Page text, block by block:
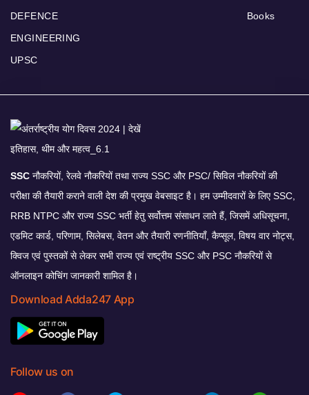
DEFENCE
ENGINEERING
UPSC
Books
SSC नौकरियों, रेलवे नौकरियों तथा राज्य SSC और PSC/ सिविल नौकरियों की
परीक्षा की तैयारी कराने वाली देश की प्रमुख वेबसाइट है। हम उम्मीदवारों के लिए SSC,
RRB NTPC और राज्य SSC भर्ती हेतु सर्वोत्तम संसाधन लाते हैं, जिसमें अधिसूचना,
एडमिट कार्ड, परिणाम, सिलेबस, वेतन और तैयारी रणनीतियाँ, कैप्सूल, विषय वार नोट्स,
क्विज एवं पुस्तकों से लेकर सभी राज्य एवं राष्ट्रीय SSC और PSC नौकरियों से
ऑनलाइन कोचिंग जानकारी शामिल है।
Download Adda247 App
Follow us on